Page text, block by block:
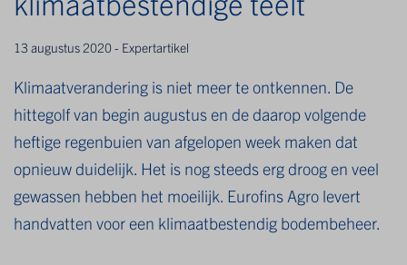
13 augustus 2020 - Expertartikel
Klimaatverandering is niet meer te ontkennen. De
hittegolf van begin augustus en de daarop volgende
heftige regenbuien van afgelopen week maken dat
opnieuw duidelijk. Het is nog steeds erg droog en veel
gewassen hebben het moeilijk. Eurofins Agro levert
handvatten voor een klimaatbestendig bodembeheer.